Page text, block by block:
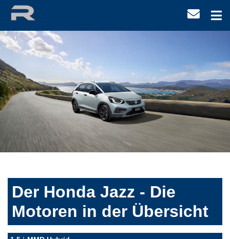
Der Honda Jazz - Die
Motoren in der Übersicht